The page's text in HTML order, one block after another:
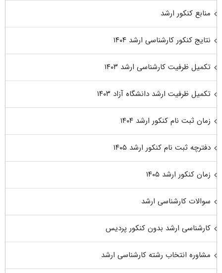
منابع کنکور ارشد
نتایج کنکور کارشناسی ارشد ۱۴۰۴
تکمیل ظرفیت کارشناسی ارشد ۱۴۰۳
تکمیل ظرفیت ارشد دانشگاه آزاد ۱۴۰۳
زمان ثبت نام کنکور ارشد ۱۴۰۴
دفترچه ثبت نام کنکور ارشد ۱۴۰۵
زمان کنکور ارشد ۱۴۰۵
سوالات کارشناسی ارشد
کارشناسی ارشد بدون کنکور پردیس
مشاوره انتخاب رشته کارشناسی ارشد